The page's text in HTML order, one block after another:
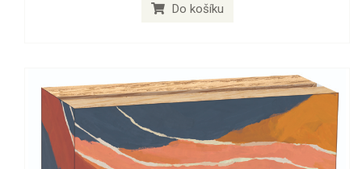
Do košíku